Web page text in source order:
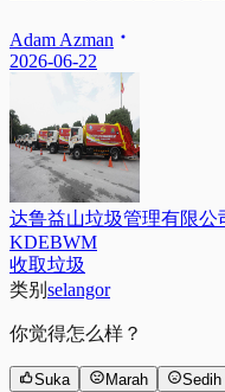
Adam Azman
2026-06-22
达鲁益山垃圾管理有限公
KDEBWM
收取垃圾
类别 selangor
你觉得怎么样？
Suka Marah Sedih